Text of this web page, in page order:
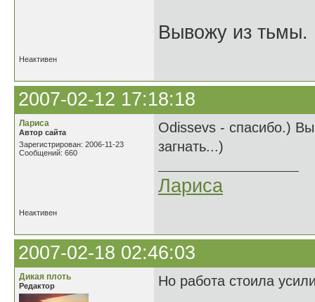
Вывожу из тьмы.
Неактивен
2007-02-12 17:18:18
Лариса
Автор сайта
Зарегистрирован: 2006-11-23
Сообщений: 660
Odissevs - спасибо.)
загнать...)
Лариса
Неактивен
2007-02-18 02:46:03
Дикая плоть
Редактор Но работа стоила